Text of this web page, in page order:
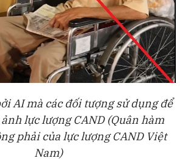
AI mà các đối tượng sử dụng để
lực lượng CAND (Quân hàm
phải của lực lượng CAND Việt
Nam)